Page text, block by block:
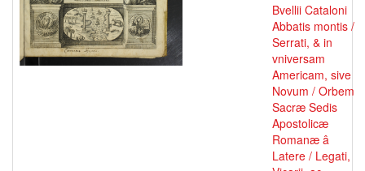
Bvellii Cataloni
Abbatis montis /
Serrati, & in
vniversam
Americam, sive
Novum / Orbem
Sacræ Sedis
Apostolicæ
Romanæ â
Latere / Legati,